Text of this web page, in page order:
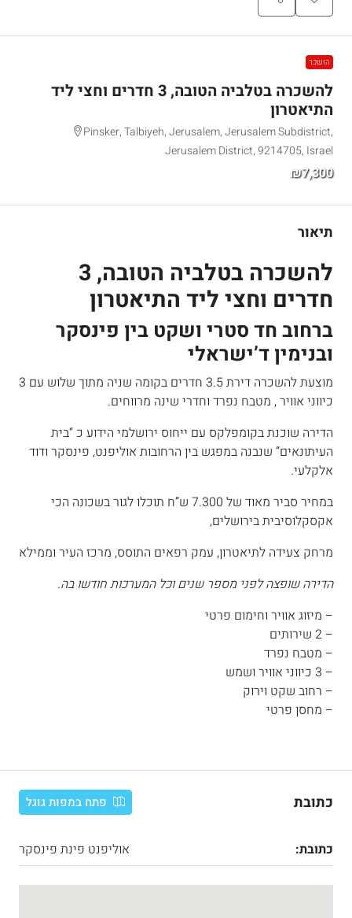
הושכר
להשכרה בטלביה הטובה, 3 חדרים וחצי ליד
התיאטרון
Pinsker, Talbiyeh, Jerusalem, Jerusalem Subdistrict,
Jerusalem District, 9214705, Israel
₪7,300
תיאור
להשכרה בטלביה הטובה, 3
חדרים וחצי ליד התיאטרון
ברחוב חד סטרי ושקט בין פינסקר
ובנימין ד’ישראלי
מוצעת להשכרה דירת 3.5 חדרים בקומה שניה מתוך שלוש עם 3
כיווני אוויר , מטבח נפרד וחדרי שינה מרווחים.
הדירה שוכנת בקומפלקס עם ייחוס ירושלמי הידוע כ “בית
העיתונאים” שנבנה במפגש בין הרחובות אוליפנט, פינסקר ודוד
אלקלעי.
במחיר סביר מאוד של 7.300 ש”ח תוכלו לגור בשכונה הכי
אקסקלוסיבית בירושלים,
מרחק צעידה לתיאטרון, עמק רפאים התוסס, מרכז העיר וממילא
הדירה שופצה לפני מספר שנים וכל המערכות חודשו בה.
– מיזוג אוויר וחימום פרטי
– 2 שירותים
– מטבח נפרד
– 3 כיווני אוויר ושמש
– רחוב שקט וירוק
– מחסן פרטי
כתובת פתח במפות גוגל
כתובת: אוליפנט פינת פינסקר